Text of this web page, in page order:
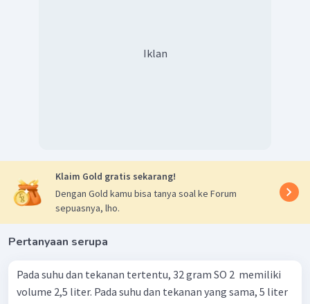
Iklan
Klaim Gold gratis sekarang!
Dengan Gold kamu bisa tanya soal ke Forum
sepuasnya, lho.
Pertanyaan serupa
Pada suhu dan tekanan tertentu, 32 gram SO 2 ​ memiliki
volume 2,5 liter. Pada suhu dan tekanan yang sama, 5 liter